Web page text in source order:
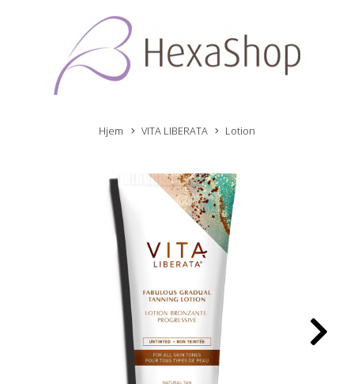
Hjem VITA LIBERATA Lotion